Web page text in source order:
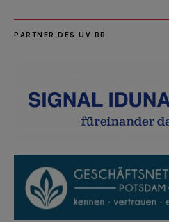
PARTNER DES UV BB